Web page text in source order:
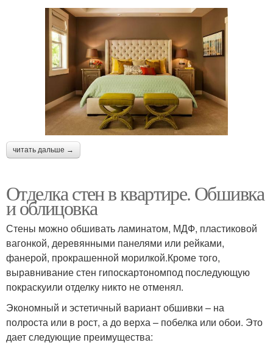
читать дальше →
Отделка стен в квартире. Обшивка
и облицовка
Стены можно обшивать ламинатом, МДФ, пластиковой
вагонкой, деревянными панелями или рейками,
фанерой, прокрашенной морилкой.Кроме того,
выравнивание стен гипоскартономпод последующую
покраскуили отделку никто не отменял.
Экономный и эстетичный вариант обшивки – на
полроста или в рост, а до верха – побелка или обои. Это
дает следующие преимущества: